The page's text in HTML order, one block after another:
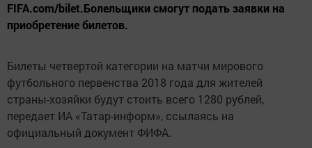
FIFA.com/bilet.Болельщики смогут подать заявки на
приобретение билетов.
Билеты четвертой категории на матчи мирового
футбольного первенства 2018 года для жителей
страны-хозяйки будут стоить всего 1280 рублей,
передает ИА «Татар-информ», ссылаясь на
официальный документ ФИФА.